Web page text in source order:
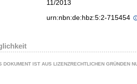
11/2013
urn:nbn:de:hbz:5:2-715454
DOKUMENT IST AUS LIZENZRECHTLICHEN GRÜNDEN